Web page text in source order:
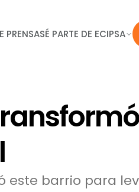
PRENSASÉ PARTE DE ECIPSA
este barrio para